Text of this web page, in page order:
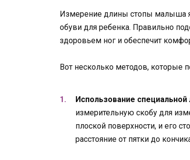
Измерение длины стопы малыша
обуви для ребенка. Правильно
здоровьем ног и обеспечит
Вот несколько методов, которые
Использование специальной
измерительную скобу для
плоской поверхности, и его
расстояние от пятки до